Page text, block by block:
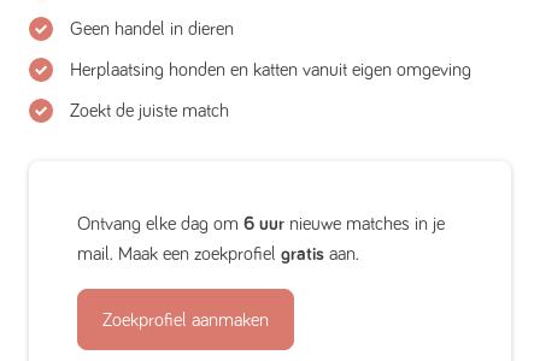
Geen handel in dieren
Herplaatsing honden en katten vanuit eigen omgeving
Zoekt de juiste match
Ontvang elke dag om 6 uur nieuwe matches in je
mail. Maak een zoekprofiel gratis aan.
Zoekprofiel aanmaken